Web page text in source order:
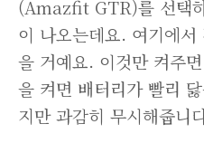
(Amazfit GTR)를 선택
이 나오는데요. 여기에서
을 거예요. 이것만 켜주
을 켜면 배터리가 빨리
지만 과감히 무시해줍니